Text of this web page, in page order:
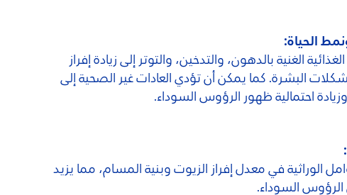
الحياة:
الغنية بالدهون، والتدخين، والتوتر إلى زيادة إفراز
البشرة. كما يمكن أن تؤدي العادات غير الصحية إلى
وزيادة احتمالية ظهور الرؤوس السوداء.
الوراثية في معدل إفراز الزيوت وبنية المسام، مما يزيد
الرؤوس السوداء.